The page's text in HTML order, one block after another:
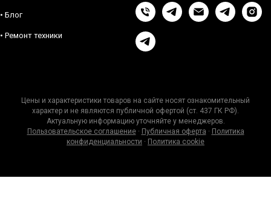
• Блог
• Ремонт техники
Цены и характеристики товаров на сайте носят ознакомительный
характер и не являются публичной офертой (ст. 437 ГК РФ).
Актуальную информацию уточняйте у менеджеров.
Пользовательское соглашение· Публичная оферта · Политика
конфиденциальности · Политика cookie